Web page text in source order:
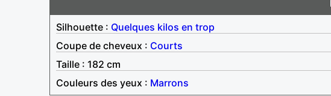
Silhouette : Quelques kilos en trop
Coupe de cheveux : Courts
Taille : 182 cm
Couleurs des yeux : Marrons